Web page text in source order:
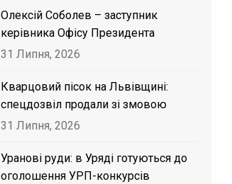
Олексій Соболев – заступник
керівника Офісу Президента
31 Липня, 2026
Кварцовий пісок на Львівщині:
спецдозвіл продали зі змовою
31 Липня, 2026
Уранові руди: в Уряді готуються до
оголошення УРП-конкурсів